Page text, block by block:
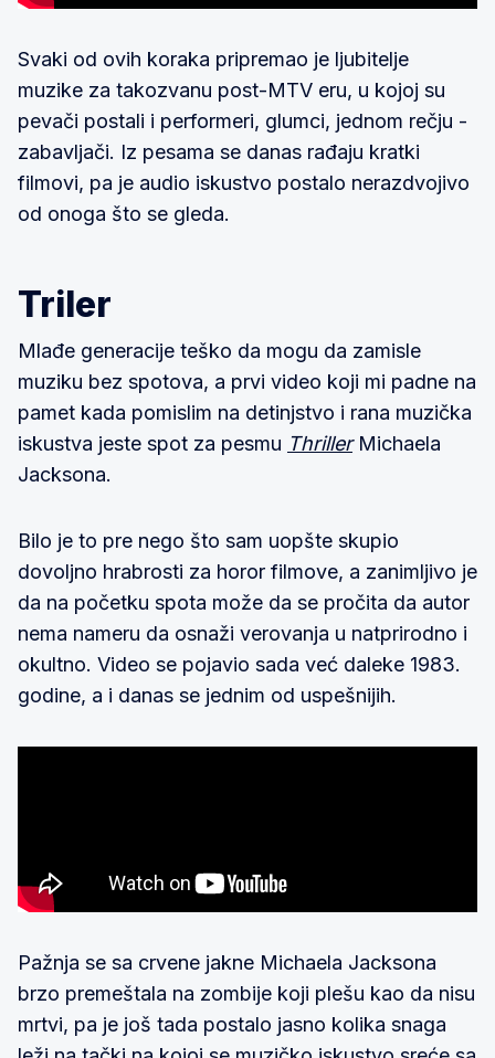
Svaki od ovih koraka pripremao je ljubitelje
muzike za takozvanu post-MTV eru, u kojoj su
pevači postali i performeri, glumci, jednom rečju -
zabavljači. Iz pesama se danas rađaju kratki
filmovi, pa je audio iskustvo postalo nerazdvojivo
od onoga što se gleda.
Triler
Mlađe generacije teško da mogu da zamisle
muziku bez spotova, a prvi video koji mi padne na
pamet kada pomislim na detinjstvo i rana muzička
iskustva jeste spot za pesmu ThrillerMichaela
Jacksona.
Bilo je to pre nego što sam uopšte skupio
dovoljno hrabrosti za horor filmove, a zanimljivo je
da na početku spota može da se pročita da autor
nema nameru da osnaži verovanja u natprirodno i
okultno. Video se pojavio sada već daleke 1983.
godine, a i danas se jednim od uspešnijih.
Pažnja se sa crvene jakne Michaela Jacksona
brzo premeštala na zombije koji plešu kao da nisu
mrtvi, pa je još tada postalo jasno kolika snaga